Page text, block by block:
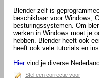
Blender zelf is
beschikbaar voor Windows,
besturingssystemen. Om
werken in Windows moet je
hebben. Blender heeft ook
heeft ook vele tutorials en
Hiervind je diverse
Stel een correctie voor